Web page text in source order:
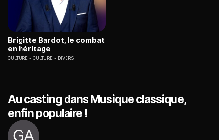
Brigitte Bardot, le combat
en héritage
CULTURE CULTURE - DIVERS
Au casting dans Musique classique,
enfin populaire !